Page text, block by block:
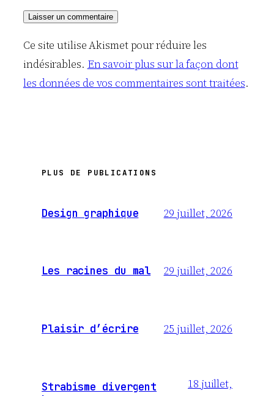
Ce site utilise Akismet pour réduire les
indésirables. En savoir plus sur la façon dont
les données de vos commentaires sont traitées.
PLUS DE PUBLICATIONS
Design graphique 29 juillet, 2026
Les racines du mal 29 juillet, 2026
Plaisir d’écrire 25 juillet, 2026
Strabisme divergent
18 juillet,